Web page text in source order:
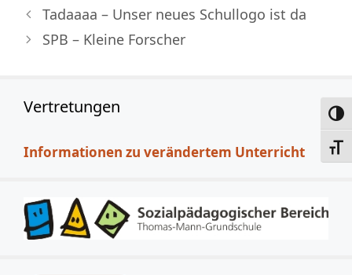
Tadaaaa – Unser neues Schullogo ist da
SPB – Kleine Forscher
Vertretungen
Informationen zu verändertem Unterricht